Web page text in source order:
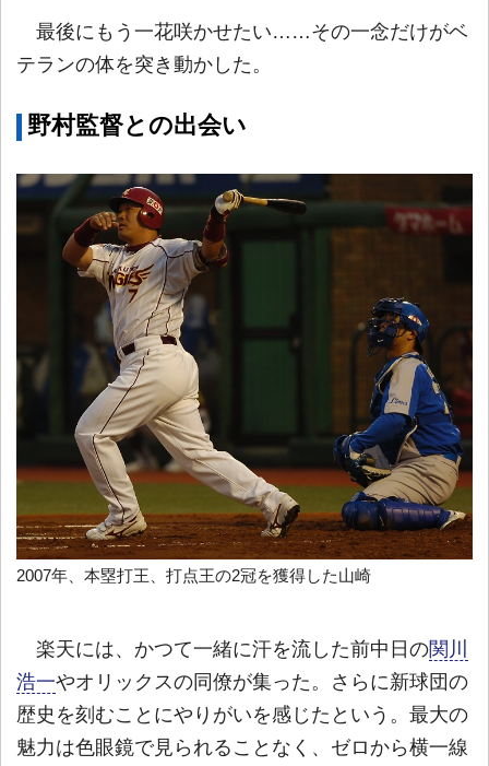
最後にもう一花咲かせたい……その一念だけがベ
テランの体を突き動かした。
野村監督との出会い
2007年、本塁打王、打点王の2冠を獲得した山崎
楽天には、かつて一緒に汗を流した前中日の関川
浩一やオリックスの同僚が集った。さらに新球団の
歴史を刻むことにやりがいを感じたという。最大の
魅力は色眼鏡で見られることなく、ゼロから横一線